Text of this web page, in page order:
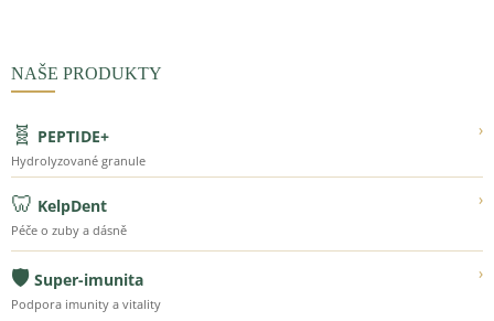
NAŠE PRODUKTY
🧬 PEPTIDE+ ›
Hydrolyzované granule
🦷 KelpDent ›
Péče o zuby a dásně
🛡️ Super-imunita ›
Podpora imunity a vitality